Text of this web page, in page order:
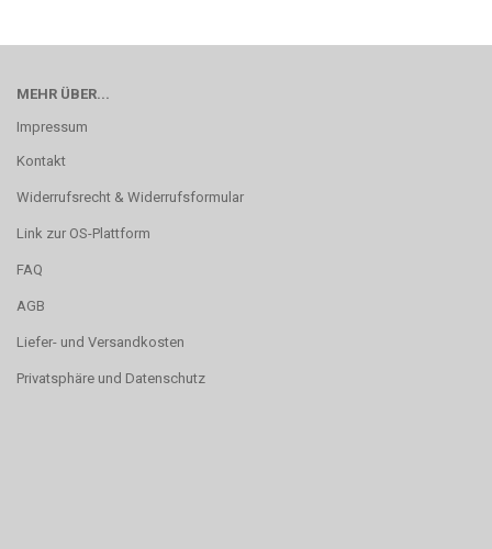
MEHR ÜBER...
Impressum
Kontakt
Widerrufsrecht & Widerrufsformular
Link zur OS-Plattform
FAQ
AGB
Liefer- und Versandkosten
Privatsphäre und Datenschutz